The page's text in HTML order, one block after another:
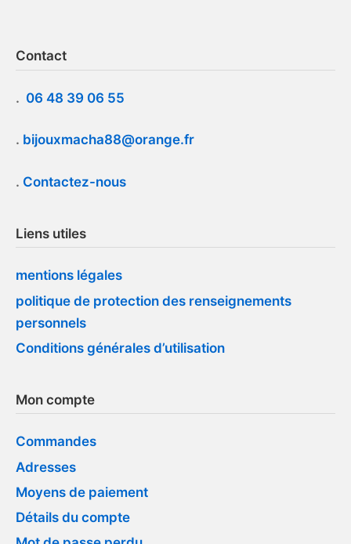
Contact
. 06 48 39 06 55
. bijouxmacha88@orange.fr
. Contactez-nous
Liens utiles
mentions légales
politique de protection des renseignements
personnels
Conditions générales d’utilisation
Mon compte
Commandes
Adresses
Moyens de paiement
Détails du compte